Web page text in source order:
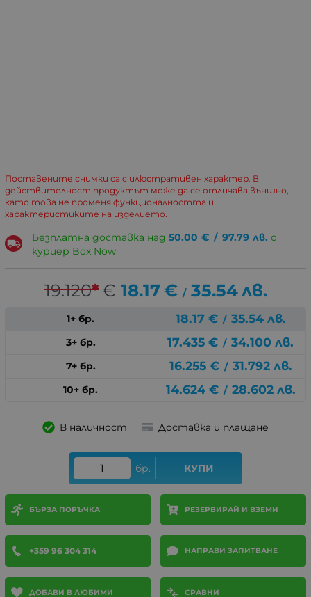
Поставените снимки са с илюстративен характер. В
действителност продуктът може да се отличава външно,
като това не променя функционалността и
характеристиките на изделието.
Безплатна доставка над 50.00 € / 97.79 лв. с
куриер Box Now
19.120*€ 18.17€ / 35.54лв.
1+ бр. 18.17 € / 35.54 лв.
3+ бр. 17.435 € / 34.100 лв.
7+ бр. 16.255 € / 31.792 лв.
10+ бр. 14.624 € / 28.602 лв.
В наличност Доставка и плащане
бр. КУПИ
БЪРЗА ПОРЪЧКА РЕЗЕРВИРАЙ И ВЗЕМИ
+359 96 304 314 НАПРАВИ ЗАПИТВАНЕ
ДОБАВИ В ЛЮБИМИ СРАВНИ